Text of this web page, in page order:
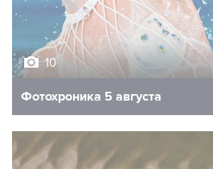
10
Фотохроника 5 августа